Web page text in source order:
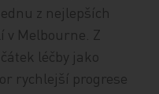
z nejlepších
v Melbourne. Z
léčby jako
rychlejší progrese